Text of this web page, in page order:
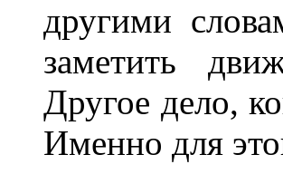
другими
заметить
Другое дело,
Именно для